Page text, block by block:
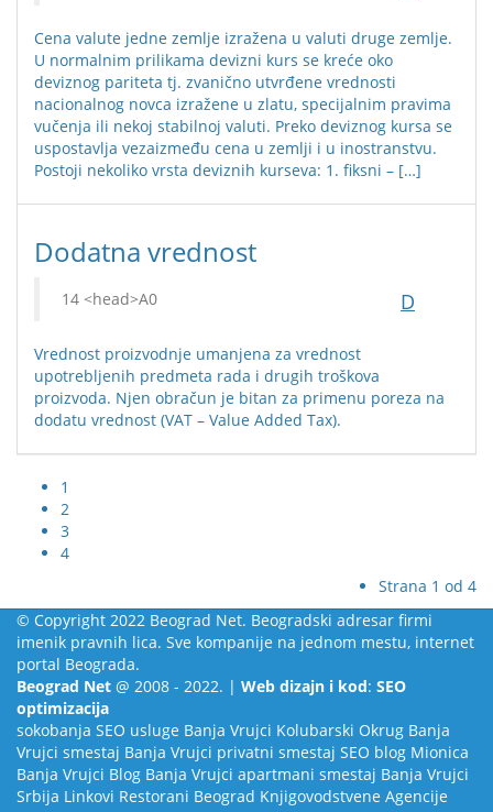
Cena valute jedne zemlje izražena u valuti druge zemlje.
U normalnim prilikama devizni kurs se kreće oko
deviznog pariteta tj. zvanično utvrđene vrednosti
nacionalnog novca izražene u zlatu, specijalnim pravima
vučenja ili nekoj stabilnoj valuti. Preko deviznog kursa se
uspostavlja vezaizmeđu cena u zemlji i u inostranstvu.
Postoji nekoliko vrsta deviznih kurseva: 1. fiksni – […]
Dodatna vrednost
D
Vrednost proizvodnje umanjena za vrednost
upotrebljenih predmeta rada i drugih troškova
proizvoda. Njen obračun je bitan za primenu poreza na
dodatu vrednost (VAT – Value Added Tax).
1
2
3
4
Strana 1 od 4
© Copyright 2022 Beograd Net. Beogradski adresar firmi
imenik pravnih lica. Sve kompanije na jednom mestu, internet
portal Beograda.
Beograd Net @ 2008 - 2022. | Web dizajn i kod: SEO
optimizacija
sokobanja SEO usluge Banja Vrujci Kolubarski Okrug Banja
Vrujci smestaj Banja Vrujci privatni smestaj SEO blog Mionica
Banja Vrujci Blog Banja Vrujci apartmani smestaj Banja Vrujci
Srbija Linkovi Restorani Beograd Knjigovodstvene Agencije